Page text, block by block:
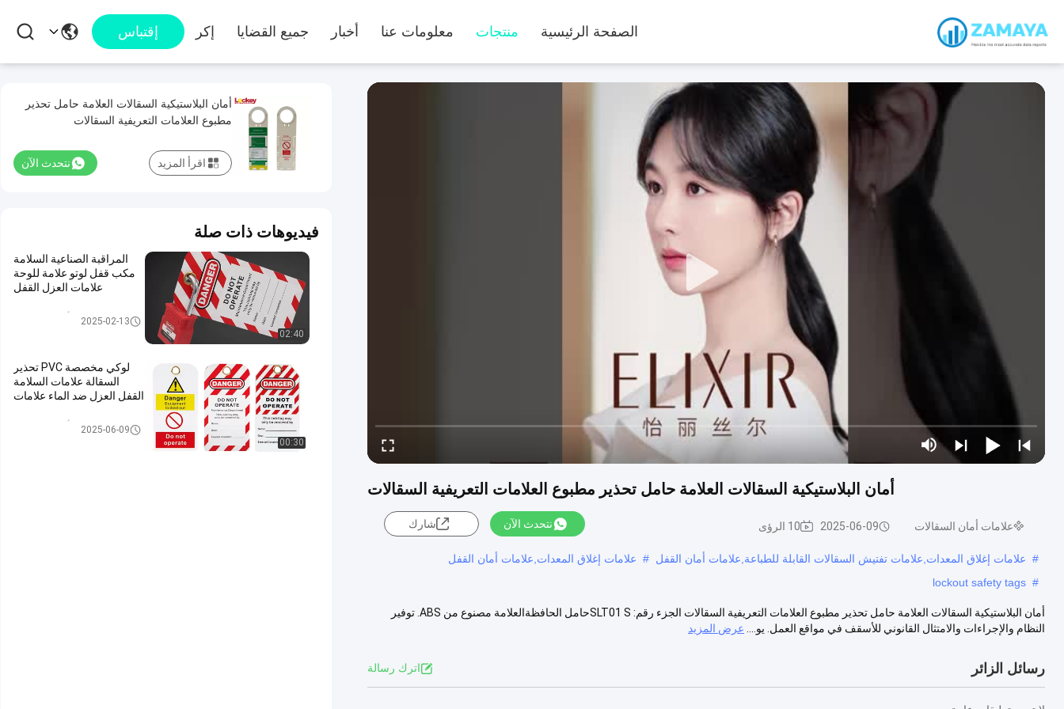
الصفحة الرئيسية منتجات معلومات عنا أخبار جميع القضايا إكر إقتباس
أمان البلاستيكية السقالات العلامة حامل تحذير مطبوع العلامات التعريفية السقالات
علامات أمان السقالات 2025-06-09 10 الرؤى نتحدث الآن شارك
# علامات إغلاق المعدات,علامات تفتيش السقالات القابلة للطباعة,علامات أمان القفل # علامات إغلاق المعدات,علامات أمان القفل
#
lockout safety tags
أمان البلاستيكية السقالات العلامة حامل تحذير مطبوع العلامات التعريفية السقالات الجزء رقم: SLT01 Sحامل الحافظةالعلامة مصنوع من ABS. توفير
النظام والإجراءات والامتثال القانوني للأسقف في مواقع العمل. يو....
عرض المزيد
رسائل الزائر اترك رسالة
أمان البلاستيكية السقالات العلامة حامل تحذير
مطبوع العلامات التعريفية السقالات
نتحدث الآن اقرأ المزيد
فيديوهات ذات صلة
02:40
المراقبة الصناعية السلامة
مكب قفل لوتو علامة للوحة
علامات العزل القفل
علامات أمان السقالات2025-02-13
00:30
لوكي مخصصة PVC تحذير
السقالة علامات السلامة
القفل العزل ضد الماء علامات
علامات أمان السقالات2025-06-09